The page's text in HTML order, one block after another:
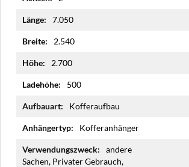
7.050
2.540
2.700
500
Kofferaufbau
Kofferanhänger
andere
Sachen, Privater Gebrauch,